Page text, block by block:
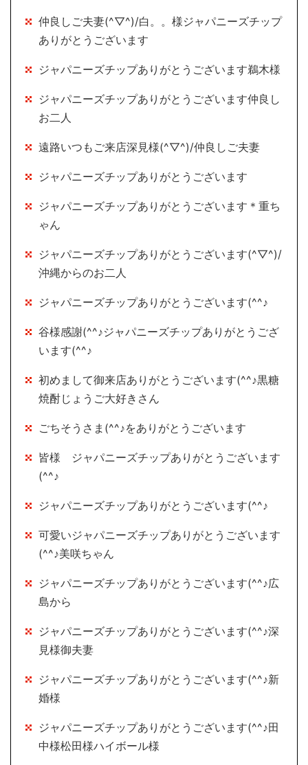
仲良しご夫妻(^▽^)/白。。様ジャパニーズチップ
ありがとうございます
ジャパニーズチップありがとうございます鵜木様
ジャパニーズチップありがとうございます仲良し
お二人
遠路いつもご来店深見様(^▽^)/仲良しご夫妻
ジャパニーズチップありがとうございます
ジャパニーズチップありがとうございます＊重ち
ゃん
ジャパニーズチップありがとうございます(^▽^)/
沖縄からのお二人
ジャパニーズチップありがとうございます(^^♪
谷様感謝(^^♪ジャパニーズチップありがとうござ
います(^^♪
初めまして御来店ありがとうございます(^^♪黒糖
焼酎じょうご大好きさん
ごちそうさま(^^♪をありがとうございます
皆様 ジャパニーズチップありがとうございます
(^^♪
ジャパニーズチップありがとうございます(^^♪
可愛いジャパニーズチップありがとうございます
(^^♪美咲ちゃん
ジャパニーズチップありがとうございます(^^♪広
島から
ジャパニーズチップありがとうございます(^^♪深
見様御夫妻
ジャパニーズチップありがとうございます(^^♪新
婚様
ジャパニーズチップありがとうございます(^^♪田
中様松田様ハイボール様